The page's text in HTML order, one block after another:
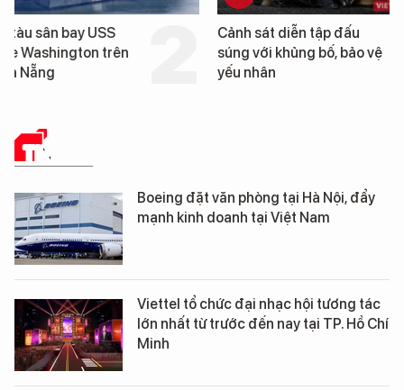
Cảnh sát diễn tập đấu
súng với khủng bố, bảo vệ
yếu nhân
Trung Quốc phát hiện
cao su tự nhiên” từ
loài cỏ dại mọc trên
TIN TỨC
Boeing đặt văn phòng tại Hà Nội, đẩy
mạnh kinh doanh tại Việt Nam
Viettel tổ chức đại nhạc hội tương tác
lớn nhất từ trước đến nay tại TP. Hồ Chí
Minh